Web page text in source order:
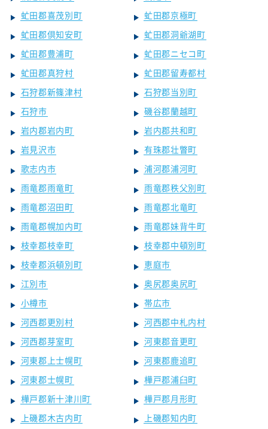
虻田郡喜茂別町
虻田郡京極町
虻田郡倶知安町
虻田郡洞爺湖町
虻田郡豊浦町
虻田郡ニセコ町
虻田郡真狩村
虻田郡留寿都村
石狩郡新篠津村
石狩郡当別町
石狩市
磯谷郡蘭越町
岩内郡岩内町
岩内郡共和町
岩見沢市
有珠郡壮瞥町
歌志内市
浦河郡浦河町
雨竜郡雨竜町
雨竜郡秩父別町
雨竜郡沼田町
雨竜郡北竜町
雨竜郡幌加内町
雨竜郡妹背牛町
枝幸郡枝幸町
枝幸郡中頓別町
枝幸郡浜頓別町
恵庭市
江別市
奥尻郡奥尻町
小樽市
帯広市
河西郡更別村
河西郡中札内村
河西郡芽室町
河東郡音更町
河東郡上士幌町
河東郡鹿追町
河東郡士幌町
樺戸郡浦臼町
樺戸郡新十津川町
樺戸郡月形町
上磯郡木古内町
上磯郡知内町